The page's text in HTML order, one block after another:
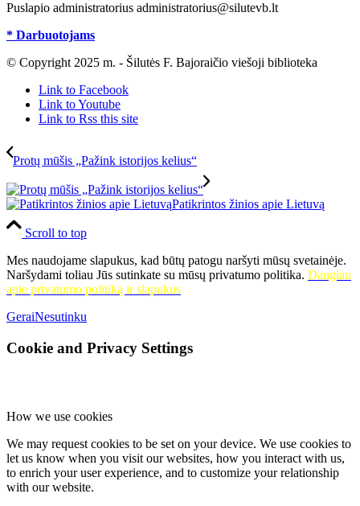
Puslapio administratorius administratorius@silutevb.lt
* Darbuotojams
© Copyright 2025 m. - Šilutės F. Bajoraičio viešoji biblioteka
Link to Facebook
Link to Youtube
Link to Rss this site
Protų mūšis „Pažink istorijos kelius“
Patikrintos žinios apie Lietuvą
Scroll to top
Mes naudojame slapukus, kad būtų patogu naršyti mūsų svetainėje.
Naršydami toliau Jūs sutinkate su mūsų privatumo politika. Daugiau
apie privatumo politiką ir slapukus
GeraiNesutinku
Cookie and Privacy Settings
How we use cookies
We may request cookies to be set on your device. We use cookies to
let us know when you visit our websites, how you interact with us,
to enrich your user experience, and to customize your relationship
with our website.